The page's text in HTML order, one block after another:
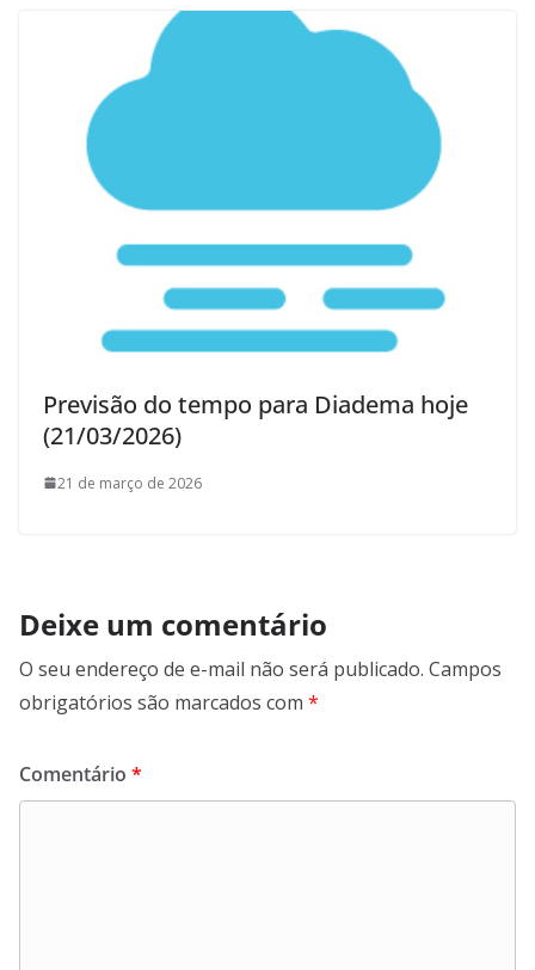
Previsão do tempo para Diadema hoje
(21/03/2026)
21 de março de 2026
Deixe um comentário
O seu endereço de e-mail não será publicado. Campos
obrigatórios são marcados com *
Comentário *